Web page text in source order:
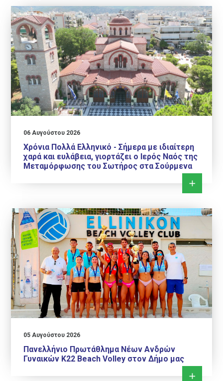
06 Αυγούστου 2026
Χρόνια Πολλά Ελληνικό - Σήμερα με ιδιαίτερη
χαρά και ευλάβεια, γιορτάζει ο Ιερός Ναός της
Μεταμόρφωσης του Σωτήρος στα Σούρμενα
05 Αυγούστου 2026
Πανελλήνιο Πρωτάθλημα Νέων Ανδρών
Γυναικών Κ22 Beach Volley στον Δήμο μας